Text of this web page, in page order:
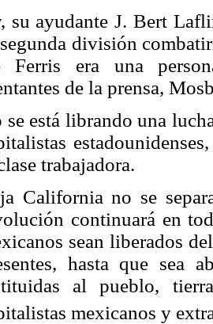
su ayudante J. Bert
división
Ferris era una
de la prensa,
se está librando una
trabajadora.
California no se
continuará en
sean liberados
hasta que sea
al pueblo,
mexicanos y